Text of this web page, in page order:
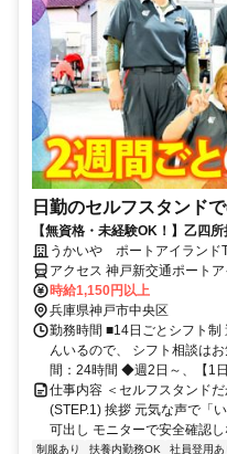
日勤のセルフスタンド
【無資格・未経験OK！】乙四
長期勤務できる方は半年ごとの
パートも歓迎！
うかいや ポートアイランド
アクセス 神戸新交通ポート
分、神戸新交通ポートアイラ
ートアイランド線 みなとじま
時給1,150円以上
兵庫県神戸市中央区
勤務時間 ■14日ごとシフト制
んいるので、 シフト相談は
間：24時間 ◆週2日～、【1
仕事内容 ＜セルフスタンド
(STEP.1) 挨拶 元気な声で「
可出し モニターで安全確認し
制服あり 扶養内勤務OK 社員登用あ